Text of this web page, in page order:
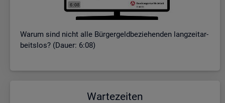
Warum sind nicht alle Bür­ger­geld­be­zie­hen­den lang­zeit­ar­
beits­los? (Dauer: 6:08)
War­te­zei­ten